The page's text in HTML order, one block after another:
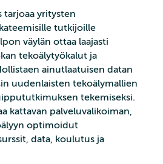
tarjoaa yritysten
tutkijoille
väylän ottaa laajasti
tekoälytyökalut ja
ainutlaatuisen datan
uudenlaisten tekoälymallien
tekemiseksi.
kattavan palveluvalikoiman,
optimoidut
data, koulutus ja